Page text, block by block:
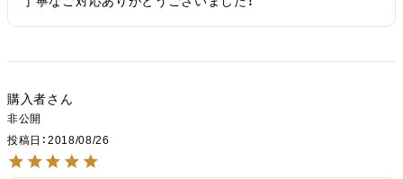
購入者
非公開
投稿日
2018/08/26